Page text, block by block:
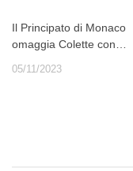
Il Principato di Monaco
omaggia Colette con…
05/11/2023